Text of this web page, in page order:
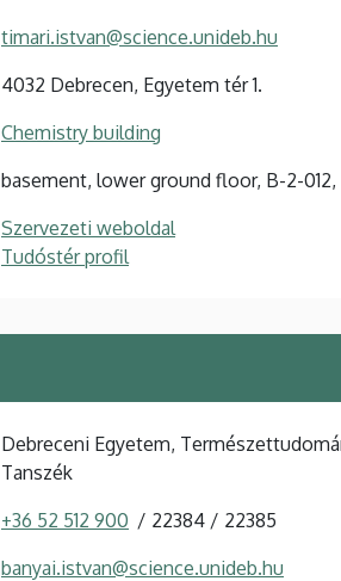
timari.istvan@science.unideb.hu
4032 Debrecen, Egyetem tér 1.
Chemistry building
basement, lower ground floor, B-2-012,
Szervezeti weboldal
Tudóstér profil
Debreceni Egyetem,
Tanszék
+36 52 512 900 22384 22385
banyai.istvan@science.unideb.hu